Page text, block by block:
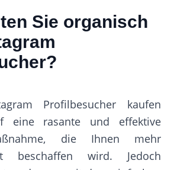
Sie organisch
Profilbesucher kaufen
eine rasante und effektive
die Ihnen mehr
beschaffen wird. Jedoch